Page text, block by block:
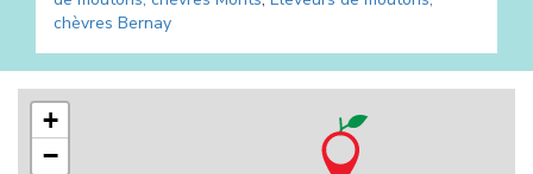
chèvres Bernay
+
−